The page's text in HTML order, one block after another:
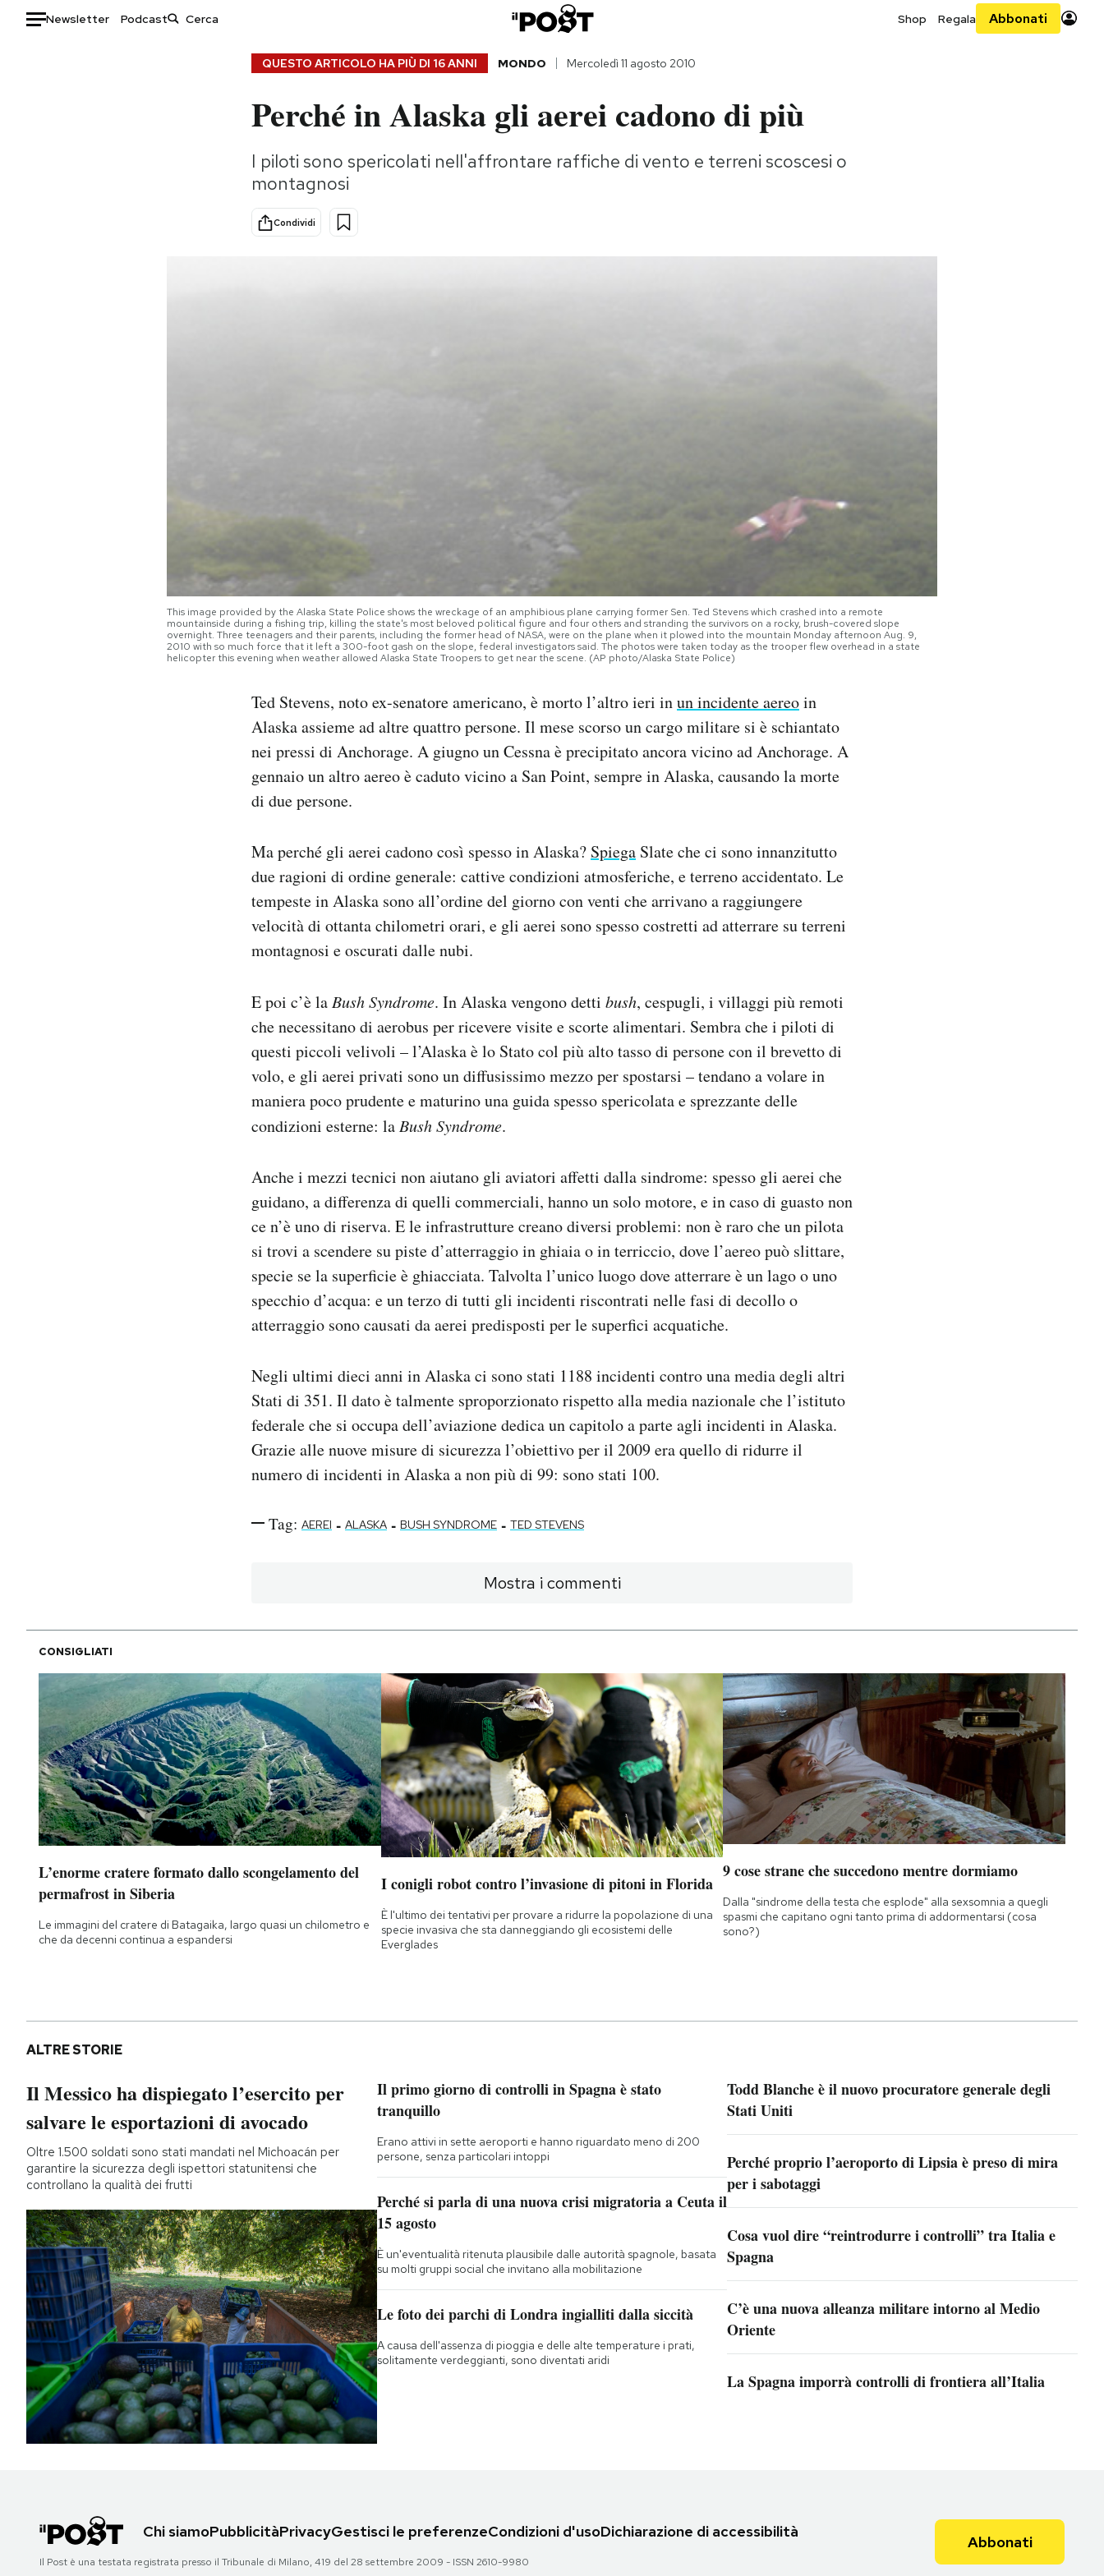
Newsletter Podcast Shop Regala Abbonati
Consumismi
Storie/Idee
Ok Boomer!
QUESTO ARTICOLO HA PIÙ DI 16 ANNI MONDO Mercoledì 11 agosto 2010
Perché in Alaska gli aerei cadono di più
I piloti sono spericolati nell'affrontare raffiche di vento e terreni scoscesi o
montagnosi
Condividi
This image provided by the Alaska State Police shows the wreckage of an amphibious plane carrying former Sen. Ted Stevens which crashed into a remote
mountainside during a fishing trip, killing the state's most beloved political figure and four others and stranding the survivors on a rocky, brush-covered slope
overnight. Three teenagers and their parents, including the former head of NASA, were on the plane when it plowed into the mountain Monday afternoon Aug. 9,
2010 with so much force that it left a 300-foot gash on the slope, federal investigators said. The photos were taken today as the trooper flew overhead in a state
helicopter this evening when weather allowed Alaska State Troopers to get near the scene. (AP photo/Alaska State Police)
Ted Stevens, noto ex-senatore americano, è morto l’altro ieri inun incidente aereoin
Alaska assieme ad altre quattro persone. Il mese scorso un cargo militare si è schiantato
nei pressi di Anchorage. A giugno un Cessna è precipitato ancora vicino ad Anchorage. A
gennaio un altro aereo è caduto vicino a San Point, sempre in Alaska, causando la morte
di due persone.
Ma perché gli aerei cadono così spesso in Alaska? Spiega Slate che ci sono innanzitutto
due ragioni di ordine generale: cattive condizioni atmosferiche, e terreno accidentato. Le
tempeste in Alaska sono all’ordine del giorno con venti che arrivano a raggiungere
velocità di ottanta chilometri orari, e gli aerei sono spesso costretti ad atterrare su terreni
montagnosi e oscurati dalle nubi.
E poi c’è la Bush Syndrome. In Alaska vengono detti bush, cespugli, i villaggi più remoti
che necessitano di aerobus per ricevere visite e scorte alimentari. Sembra che i piloti di
questi piccoli velivoli – l’Alaska è lo Stato col più alto tasso di persone con il brevetto di
volo, e gli aerei privati sono un diffusissimo mezzo per spostarsi – tendano a volare in
maniera poco prudente e maturino una guida spesso spericolata e sprezzante delle
condizioni esterne: la Bush Syndrome.
Anche i mezzi tecnici non aiutano gli aviatori affetti dalla sindrome: spesso gli aerei che
guidano, a differenza di quelli commerciali, hanno un solo motore, e in caso di guasto non
ce n’è uno di riserva. E le infrastrutture creano diversi problemi: non è raro che un pilota
si trovi a scendere su piste d’atterraggio in ghiaia o in terriccio, dove l’aereo può slittare,
specie se la superficie è ghiacciata. Talvolta l’unico luogo dove atterrare è un lago o uno
specchio d’acqua: e un terzo di tutti gli incidenti riscontrati nelle fasi di decollo o
atterraggio sono causati da aerei predisposti per le superfici acquatiche.
Negli ultimi dieci anni in Alaska ci sono stati 1188 incidenti contro una media degli altri
Stati di 351. Il dato è talmente sproporzionato rispetto alla media nazionale che l’istituto
federale che si occupa dell’aviazione dedica un capitolo a parte agli incidenti in Alaska.
Grazie alle nuove misure di sicurezza l’obiettivo per il 2009 era quello di ridurre il
numero di incidenti in Alaska a non più di 99: sono stati 100.
Tag: AEREI - ALASKA - BUSH SYNDROME - TED STEVENS
Mostra i commenti
CONSIGLIATI
L’enorme cratere formato dallo scongelamento del
permafrost in Siberia
Le immagini del cratere di Batagaika, largo quasi un chilometro e
che da decenni continua a espandersi
I conigli robot contro l’invasione di pitoni in Florida
È l'ultimo dei tentativi per provare a ridurre la popolazione di una
specie invasiva che sta danneggiando gli ecosistemi delle
Everglades
9 cose strane che succedono mentre dormiamo
Dalla "sindrome della testa che esplode" alla sexsomnia a quegli
spasmi che capitano ogni tanto prima di addormentarsi (cosa
sono?)
ALTRE STORIE
Il Messico ha dispiegato l’esercito per
salvare le esportazioni di avocado
Oltre 1.500 soldati sono stati mandati nel Michoacán per
garantire la sicurezza degli ispettori statunitensi che
controllano la qualità dei frutti
Il primo giorno di controlli in Spagna è stato
tranquillo
Erano attivi in sette aeroporti e hanno riguardato meno di 200
persone, senza particolari intoppi
Perché si parla di una nuova crisi migratoria a Ceuta il
15 agosto
È un'eventualità ritenuta plausibile dalle autorità spagnole, basata
su molti gruppi social che invitano alla mobilitazione
Le foto dei parchi di Londra ingialliti dalla siccità
A causa dell'assenza di pioggia e delle alte temperature i prati,
solitamente verdeggianti, sono diventati aridi
Todd Blanche è il nuovo procuratore generale degli
Stati Uniti
Perché proprio l’aeroporto di Lipsia è preso di mira
per i sabotaggi
Cosa vuol dire “reintrodurre i controlli” tra Italia e
Spagna
C’è una nuova alleanza militare intorno al Medio
Oriente
La Spagna imporrà controlli di frontiera all’Italia
Chi siamoPubblicitàPrivacyGestisci le preferenzeCondizioni d'usoDichiarazione di accessibilità
Il Post è una testata registrata presso il Tribunale di Milano, 419 del 28 settembre 2009 - ISSN 2610-9980
Abbonati